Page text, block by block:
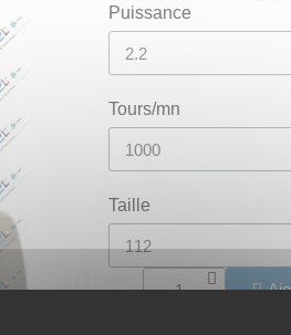
Puissance
Tours/mn
Taille
Moteur asynchrone 6